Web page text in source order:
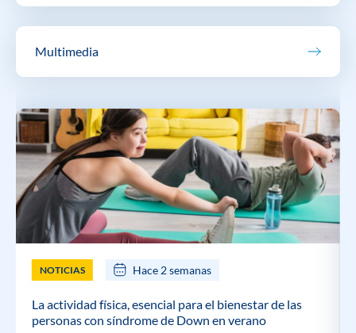
Multimedia
NOTICIAS Hace 2 semanas
La actividad física, esencial para el bienestar de las
personas con síndrome de Down en verano